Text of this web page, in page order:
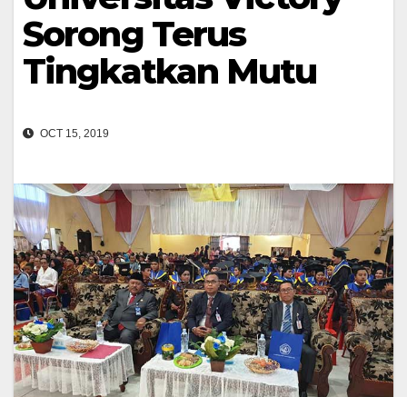
Sorong Terus
Tingkatkan Mutu
OCT 15, 2019